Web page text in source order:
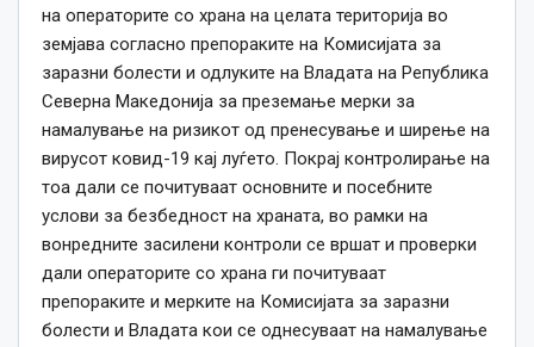
на операторите со храна на целата територија во
земјава согласно препораките на Комисијата за
заразни болести и одлуките на Владата на Република
Северна Македонија за преземање мерки за
намалување на ризикот од пренесување и ширење на
вирусот ковид-19 кај луѓето. Покрај контролирање на
тоа дали се почитуваат основните и посебните
услови за безбедност на храната, во рамки на
вонредните засилени контроли се вршат и проверки
дали операторите со храна ги почитуваат
препораките и мерките на Комисијата за заразни
болести и Владата кои се однесуваат на намалување